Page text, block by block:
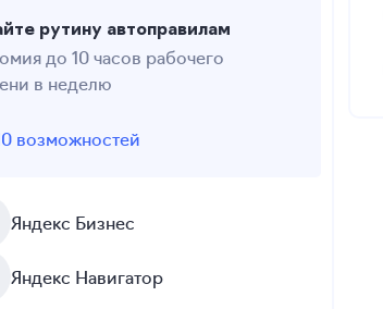
рутину автоправилам
до 10 часов рабочего
в неделю
возможностей
Яндекс Бизнес
Яндекс Навигатор